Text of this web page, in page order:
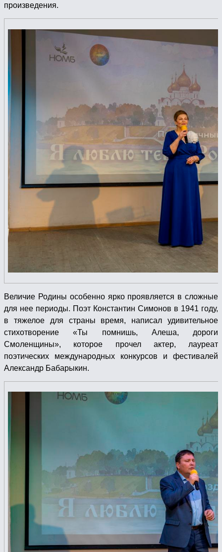
произведения.
Величие Родины особенно ярко проявляется в сложные
для нее периоды. Поэт Константин Симонов в 1941 году,
в тяжелое для страны время, написал удивительное
стихотворение «Ты помнишь, Алеша, дороги
Смоленщины», которое прочел актер, лауреат
поэтических международных конкурсов и фестивалей
Александр Бабарыкин.